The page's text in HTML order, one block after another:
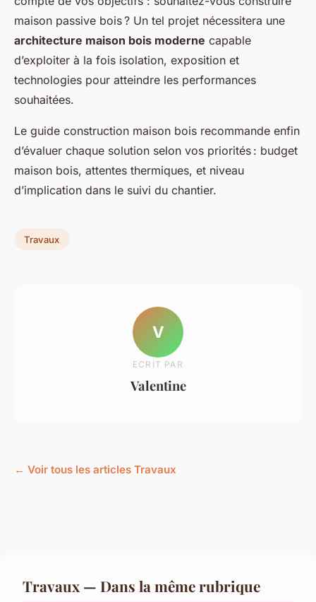
maison passive bois ? Un tel projet nécessitera une
architecture maison bois moderne capable
d’exploiter à la fois isolation, exposition et
technologies pour atteindre les performances
souhaitées.
Le guide construction maison bois recommande enfin
d’évaluer chaque solution selon vos priorités : budget
maison bois, attentes thermiques, et niveau
d’implication dans le suivi du chantier.
Travaux
V
ECRIT PAR
Valentine
← Voir tous les articles Travaux
Travaux — Dans la même rubrique